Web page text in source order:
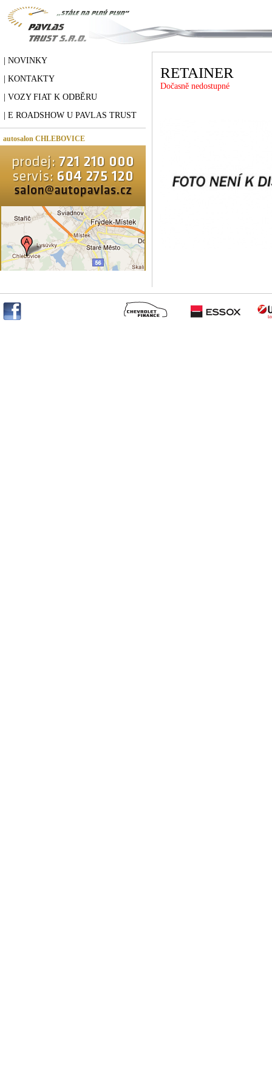
| NOVINKY
| KONTAKTY
| VOZY FIAT K ODBĚRU
| E ROADSHOW U PAVLAS TRUST
autosalon CHLEBOVICE
RETAINER
Dočasně nedostupné